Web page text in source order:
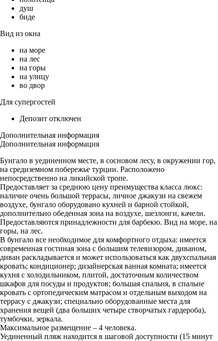
душ
биде
Вид из окна
на море
на лес
на горы
на улицу
во двор
Для супергостей
Депозит отключен
Дополнительная информация
Дополнительная информация
Бунгало в уединенном месте, в сосновом лесу, в окружении гор,
на средиземном побережье турции. Расположено
непосредственно на ликийской тропе.
Предоставляет за среднюю цену преимущества класса люкс:
наличие очень большой террасы, личное джакузи на свежем
воздухе, бунгало оборудовано кухней и барной стойкой,
дополнительно обеденная зона на воздухе, шезлонги, качели.
Предоставляются принадлежности для барбекю. Вид на море, на
горы, на лес.
В бунгало все необходимое для комфортного отдыха: имеется
современная гостиная зона с большим телевизором, диваном,
диван раскладывается и может использоваться как двухспальная
кровать; кондиционер; дизайнерская ванная комната; имеется
кухня с холодильником, плитой, достаточным количеством
шкафов для посуды и продуктов; большая спальня, в спальне
кровать с ортопедическим матрасом и отдельным выходом на
террасу с джакузи; специально оборудованные места для
хранения вещей (два больших четыре створчатых гардероба),
тумбочки, зеркала.
Максимальное размещение – 4 человека.
Уединенный пляж находится в шаговой доступности (15 минут